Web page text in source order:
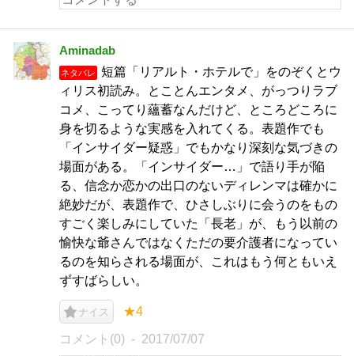
Aminadab
ネタバレ
短篇「リアルト・ホテルで」をのぞくとウ
ィリス初読み。とことんエンタメ、がっつりラブ
コメ、こってり蘊蓄なんだけど、ところどころに
身を切るような実感を入れてくる。表題作でも
「インサイダー疑惑」でもかなり深刻な気づきの
場面がある。「インサイダー…」で語り手が陥
る、信念か恋かの出口のないディレンマは確かに
絶妙だが、表題作で、ひさしぶりに会うのをもの
すごく楽しみにしていた「長老」が、もう以前の
愉快な爺さんではなくただの要介護者になってい
るのを知らされる場面が、これはもう何ともいえ
ずすばらしい。
ナイス ★4
コメント(0) 2017/07/07